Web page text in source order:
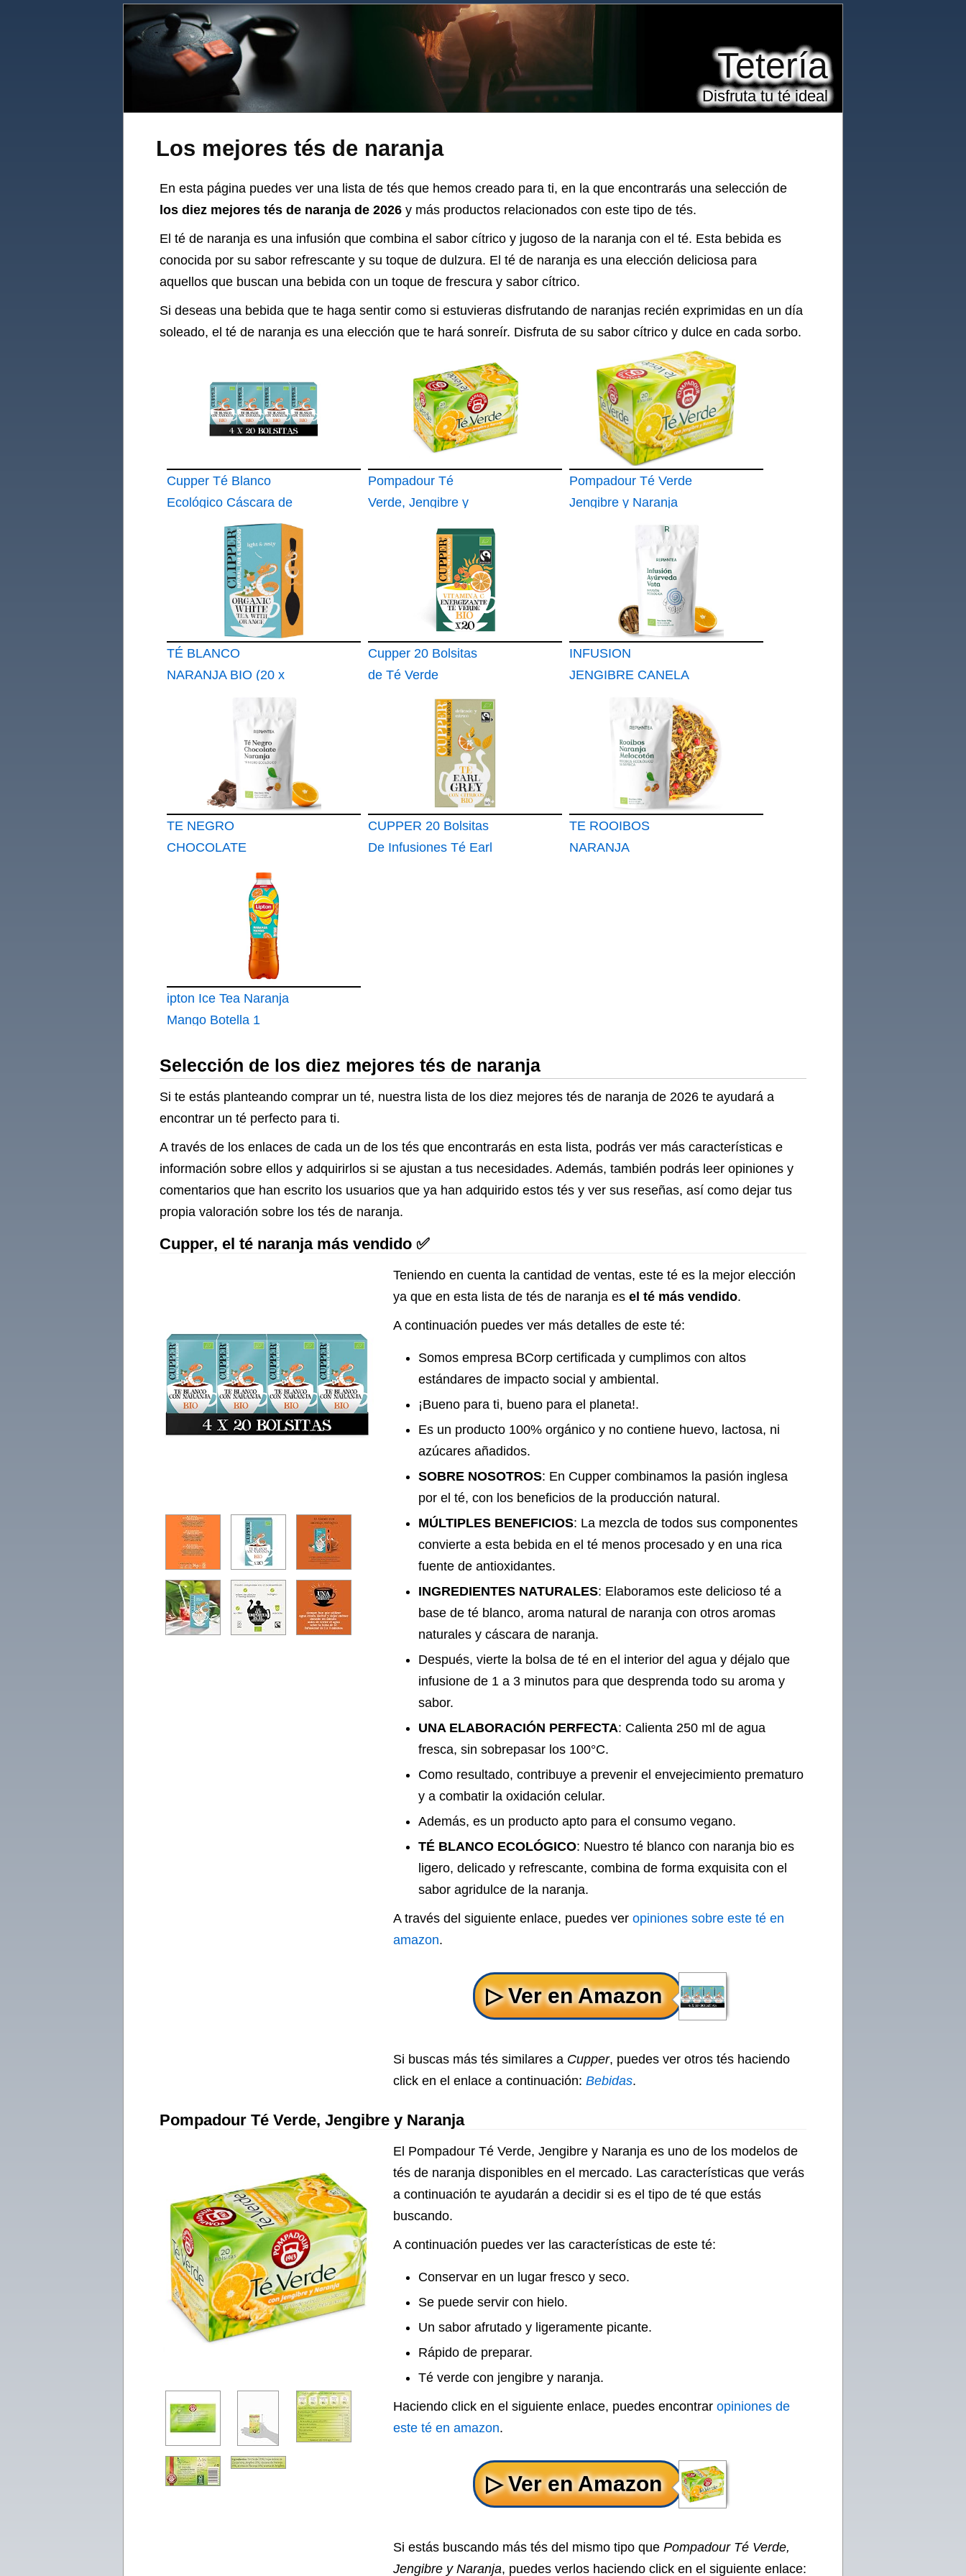
Los mejores tés de naranja
Tetería
Disfruta tu té ideal
En esta página puedes ver una lista de tés que hemos creado para ti, en la que encontrarás una selección de
los diez mejores tés de naranja de 2026 y más productos relacionados con este tipo de tés.
El té de naranja es una infusión que combina el sabor cítrico y jugoso de la naranja con el té. Esta bebida es
conocida por su sabor refrescante y su toque de dulzura. El té de naranja es una elección deliciosa para
aquellos que buscan una bebida con un toque de frescura y sabor cítrico.
Si deseas una bebida que te haga sentir como si estuvieras disfrutando de naranjas recién exprimidas en un día
soleado, el té de naranja es una elección que te hará sonreír. Disfruta de su sabor cítrico y dulce en cada sorbo.
Cupper Té Blanco
Ecológico Cáscara de
Naranja Pack 4 Cajas
20 Bolsitas
Pompadour Té
Verde, Jengibre y
Pompadour Té Verde
Jengibre y Naranja
TÉ BLANCO
NARANJA BIO (20 x
1,7 g) CLIPPER
Cupper 20 Bolsitas
de Té Verde
INFUSION
JENGIBRE CANELA
Y NARANJA
"Ayurveda Vata"
100% Ecológica 100g
TE AYURVEDA
Depurativo con
Regaliz
TE NEGRO
CHOCOLATE
NARANJA Ecológico
100g Té Negro a
Granel con Cacao
CUPPER 20 Bolsitas
De Infusiones Té Earl
TE ROOIBOS
NARANJA
ipton Ice Tea Naranja
Mango Botella 1
Selección de los diez mejores tés de naranja
Si te estás planteando comprar un té, nuestra lista de los diez mejores tés de naranja de 2026 te ayudará a
encontrar un té perfecto para ti.
A través de los enlaces de cada un de los tés que encontrarás en esta lista, podrás ver más características e
información sobre ellos y adquirirlos si se ajustan a tus necesidades. Además, también podrás leer opiniones y
comentarios que han escrito los usuarios que ya han adquirido estos tés y ver sus reseñas, así como dejar tus
propia valoración sobre los tés de naranja.
Cupper, el té naranja más vendido ✅
Teniendo en cuenta la cantidad de ventas, este té es la mejor elección
ya que en esta lista de tés de naranja es el té más vendido.
A continuación puedes ver más detalles de este té:
Somos empresa BCorp certificada y cumplimos con altos
estándares de impacto social y ambiental.
¡Bueno para ti, bueno para el planeta!.
Es un producto 100% orgánico y no contiene huevo, lactosa, ni
azúcares añadidos.
SOBRE NOSOTROS: En Cupper combinamos la pasión inglesa
por el té, con los beneficios de la producción natural.
MÚLTIPLES BENEFICIOS: La mezcla de todos sus componentes
convierte a esta bebida en el té menos procesado y en una rica
fuente de antioxidantes.
INGREDIENTES NATURALES: Elaboramos este delicioso té a
base de té blanco, aroma natural de naranja con otros aromas
naturales y cáscara de naranja.
Después, vierte la bolsa de té en el interior del agua y déjalo que
infusione de 1 a 3 minutos para que desprenda todo su aroma y
sabor.
UNA ELABORACIÓN PERFECTA: Calienta 250 ml de agua
fresca, sin sobrepasar los 100°C.
Como resultado, contribuye a prevenir el envejecimiento prematuro
y a combatir la oxidación celular.
Además, es un producto apto para el consumo vegano.
TÉ BLANCO ECOLÓGICO: Nuestro té blanco con naranja bio es
ligero, delicado y refrescante, combina de forma exquisita con el
sabor agridulce de la naranja.
A través del siguiente enlace, puedes ver opiniones sobre este té en
amazon.
Si buscas más tés similares a Cupper, puedes ver otros tés haciendo
click en el enlace a continuación: Bebidas.
Pompadour Té Verde, Jengibre y Naranja
El Pompadour Té Verde, Jengibre y Naranja es uno de los modelos de
tés de naranja disponibles en el mercado. Las características que verás
a continuación te ayudarán a decidir si es el tipo de té que estás
buscando.
A continuación puedes ver las características de este té:
Conservar en un lugar fresco y seco.
Se puede servir con hielo.
Un sabor afrutado y ligeramente picante.
Rápido de preparar.
Té verde con jengibre y naranja.
Haciendo click en el siguiente enlace, puedes encontrar opiniones de
este té en amazon.
Si estás buscando más tés del mismo tipo que Pompadour Té Verde,
Jengibre y Naranja, puedes verlos haciendo click en el siguiente enlace: